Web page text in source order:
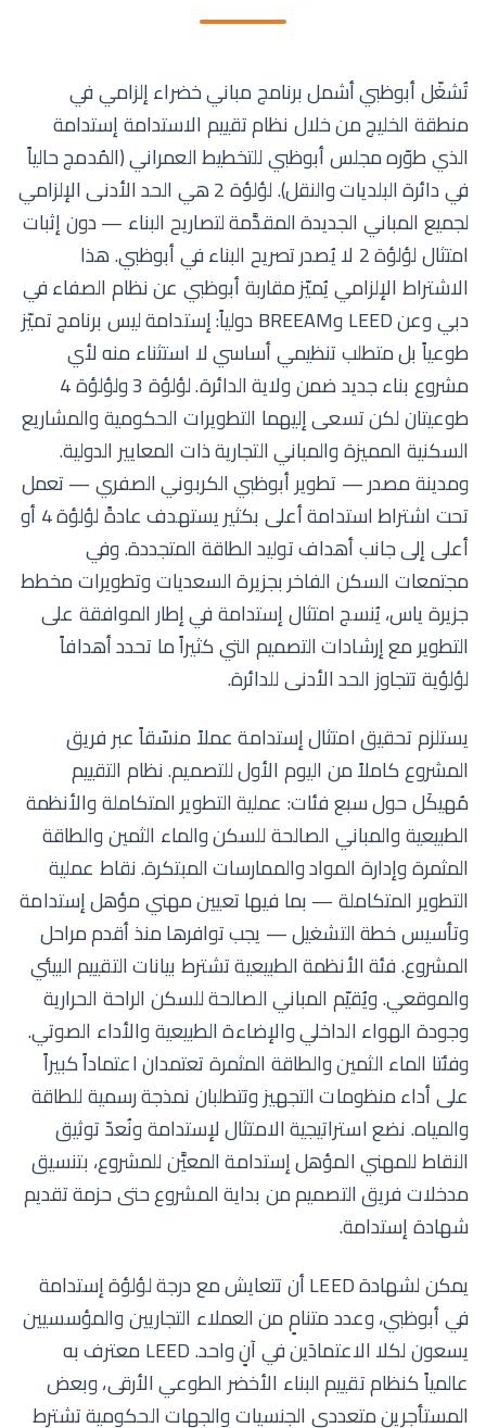
تُشغّل أبوظبي أشمل برنامج مباني خضراء إلزامي في
منطقة الخليج من خلال نظام تقييم الاستدامة إستدامة
الذي طوّره مجلس أبوظبي للتخطيط العمراني (المُدمج حالياً
في دائرة البلديات والنقل). لؤلؤة 2 هي الحد الأدنى الإلزامي
لجميع المباني الجديدة المقدَّمة لتصاريح البناء — دون إثبات
امتثال لؤلؤة 2 لا يُصدر تصريح البناء في أبوظبي. هذا
الاشتراط الإلزامي يُميّز مقاربة أبوظبي عن نظام الصفاء في
دبي وعن LEED وBREEAM دولياً: إستدامة ليس برنامج تميّز
طوعياً بل متطلب تنظيمي أساسي لا استثناء منه لأي
مشروع بناء جديد ضمن ولاية الدائرة. لؤلؤة 3 ولؤلؤة 4
طوعيتان لكن تسعى إليهما التطويرات الحكومية والمشاريع
السكنية المميزة والمباني التجارية ذات المعايير الدولية.
ومدينة مصدر — تطوير أبوظبي الكربوني الصفري — تعمل
تحت اشتراط استدامة أعلى بكثير يستهدف عادةً لؤلؤة 4 أو
أعلى إلى جانب أهداف توليد الطاقة المتجددة. وفي
مجتمعات السكن الفاخر بجزيرة السعديات وتطويرات مخطط
جزيرة ياس، يُنسج امتثال إستدامة في إطار الموافقة على
التطوير مع إرشادات التصميم التي كثيراً ما تحدد أهدافاً
لؤلؤية تتجاوز الحد الأدنى للدائرة.
يستلزم تحقيق امتثال إستدامة عملاً منسّقاً عبر فريق
المشروع كاملاً من اليوم الأول للتصميم. نظام التقييم
مُهيكَل حول سبع فئات: عملية التطوير المتكاملة والأنظمة
الطبيعية والمباني الصالحة للسكن والماء الثمين والطاقة
المثمرة وإدارة المواد والممارسات المبتكرة. نقاط عملية
التطوير المتكاملة — بما فيها تعيين مهني مؤهل إستدامة
وتأسيس خطة التشغيل — يجب توافرها منذ أقدم مراحل
المشروع. فئة الأنظمة الطبيعية تشترط بيانات التقييم البيئي
والموقعي. ويُقيّم المباني الصالحة للسكن الراحة الحرارية
وجودة الهواء الداخلي والإضاءة الطبيعية والأداء الصوتي.
وفئتا الماء الثمين والطاقة المثمرة تعتمدان اعتماداً كبيراً
على أداء منظومات التجهيز وتتطلبان نمذجة رسمية للطاقة
والمياه. نضع استراتيجية الامتثال لإستدامة ونُعدّ توثيق
النقاط للمهني المؤهل إستدامة المعيَّن للمشروع، بتنسيق
مدخلات فريق التصميم من بداية المشروع حتى حزمة تقديم
شهادة إستدامة.
يمكن لشهادة LEED أن تتعايش مع درجة لؤلؤة إستدامة
في أبوظبي، وعدد متنامٍ من العملاء التجاريين والمؤسسيين
يسعون لكلا الاعتمادَين في آنٍ واحد. LEED معترف به
عالمياً كنظام تقييم البناء الأخضر الطوعي الأرقى، وبعض
المستأجرين متعددي الجنسيات والجهات الحكومية تشترط